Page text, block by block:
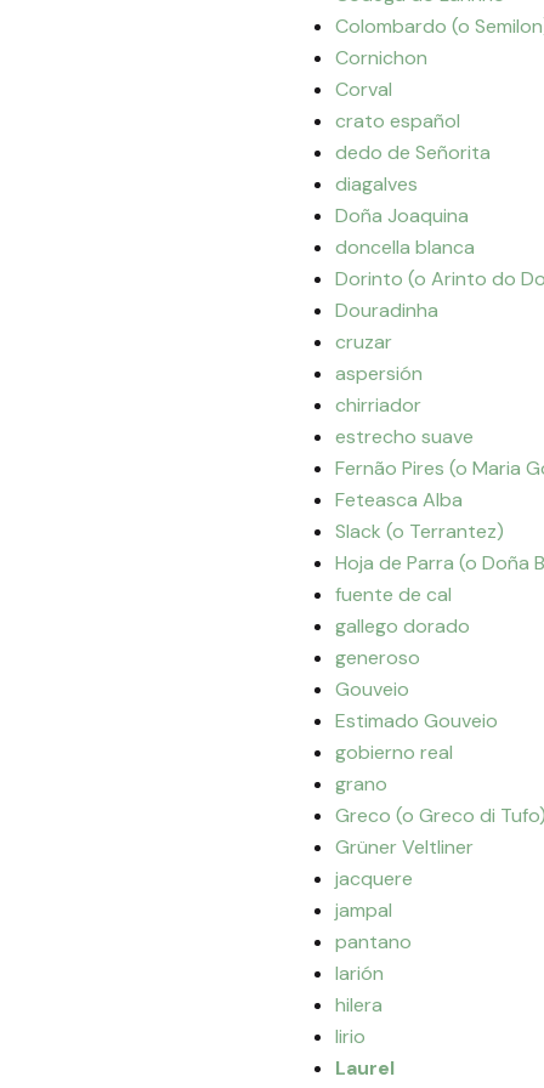
Colombardo (o
Cornichon
Corval
crato español
dedo de Señorita
diagalves
Doña Joaquina
doncella blanca
Dorinto (o Arinto do
Douradinha
cruzar
aspersión
chirriador
estrecho suave
Fernão Pires (o Maria
Feteasca Alba
Slack (o Terrantez)
Hoja de Parra (o Doña
fuente de cal
gallego dorado
generoso
Gouveio
Estimado Gouveio
gobierno real
grano
Greco (o Greco di Tufo)
Grüner Veltliner
jacquere
jampal
pantano
larión
hilera
lirio
Laurel